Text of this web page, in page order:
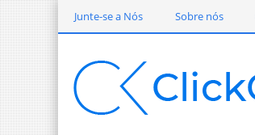
Junte-se a Nós Sobre nós